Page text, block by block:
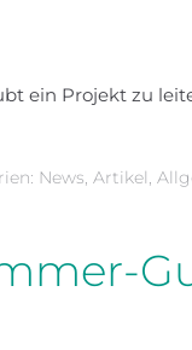
ein Projekt zu
News, Artikel,